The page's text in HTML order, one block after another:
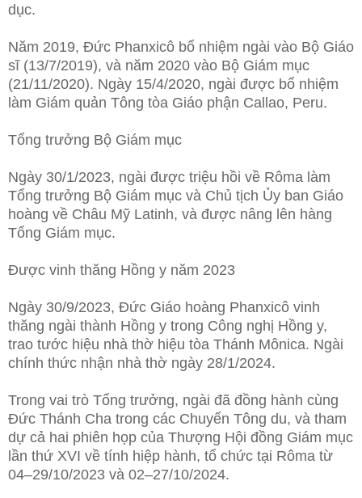
dục.
Năm 2019, Đức Phanxicô bổ nhiệm ngài vào Bộ Giáo
sĩ (13/7/2019), và năm 2020 vào Bộ Giám mục
(21/11/2020). Ngày 15/4/2020, ngài được bổ nhiệm
làm Giám quản Tông tòa Giáo phận Callao, Peru.
Tổng trưởng Bộ Giám mục
Ngày 30/1/2023, ngài được triệu hồi về Rôma làm
Tổng trưởng Bộ Giám mục và Chủ tịch Ủy ban Giáo
hoàng về Châu Mỹ Latinh, và được nâng lên hàng
Tổng Giám mục.
Được vinh thăng Hồng y năm 2023
Ngày 30/9/2023, Đức Giáo hoàng Phanxicô vinh
thăng ngài thành Hồng y trong Công nghị Hồng y,
trao tước hiệu nhà thờ hiệu tòa Thánh Mônica. Ngài
chính thức nhận nhà thờ ngày 28/1/2024.
Trong vai trò Tổng trưởng, ngài đã đồng hành cùng
Đức Thánh Cha trong các Chuyến Tông du, và tham
dự cả hai phiên họp của Thượng Hội đồng Giám mục
lần thứ XVI về tính hiệp hành, tổ chức tại Rôma từ
04–29/10/2023 và 02–27/10/2024.